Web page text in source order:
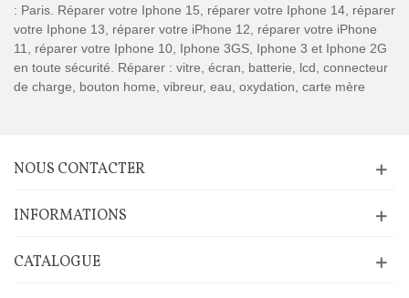
: Paris. Réparer votre Iphone 15, réparer votre Iphone 14, réparer
votre Iphone 13, réparer votre iPhone 12, réparer votre iPhone
11, réparer votre Iphone 10, Iphone 3GS, Iphone 3 et Iphone 2G
en toute sécurité. Réparer : vitre, écran, batterie, lcd, connecteur
de charge, bouton home, vibreur, eau, oxydation, carte mère
NOUS CONTACTER
INFORMATIONS
CATALOGUE